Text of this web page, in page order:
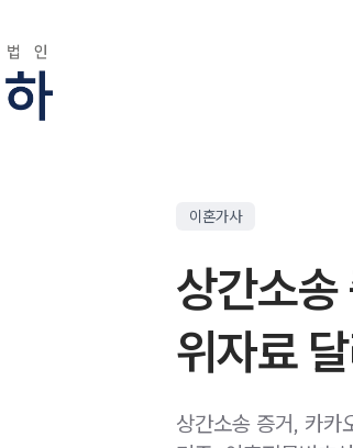
이혼가사
상간소송
위자료
상간소송 증거, 카카